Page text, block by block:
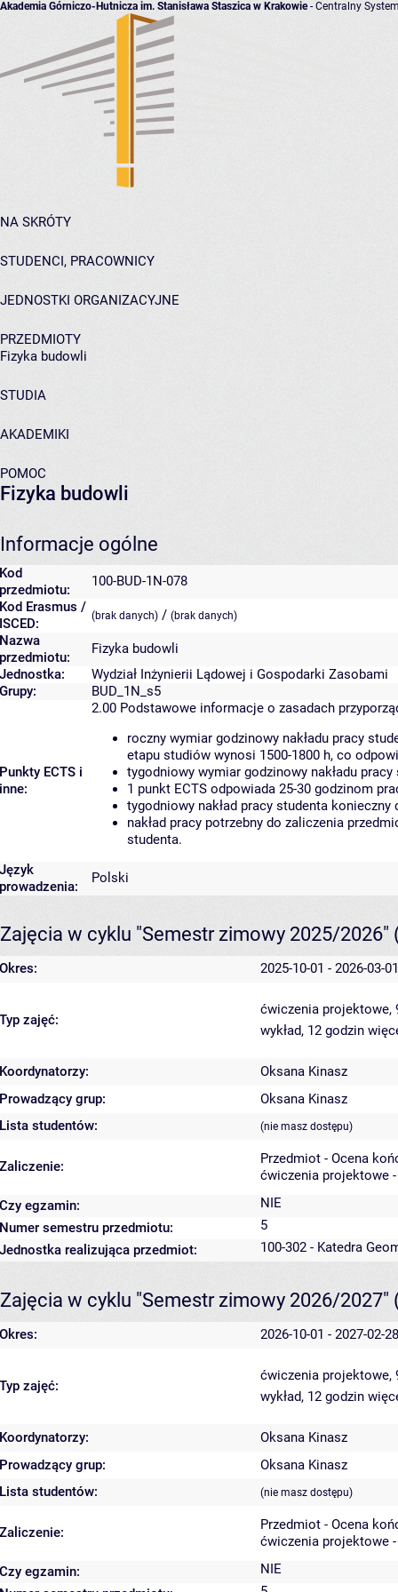
Akademia Górniczo-Hutnicza im. Stanisława Staszica w Krakowie- Centralny
NA SKRÓTY
STUDENCI, PRACOWNICY
JEDNOSTKI ORGANIZACYJNE
PRZEDMIOTY
Fizyka budowli
STUDIA
AKADEMIKI
POMOC
Fizyka budowli
Informacje ogólne
Kod
przedmiotu:
100-BUD-1N-078
Kod Erasmus /
ISCED:
(brak danych) / (brak danych)
Nazwa
przedmiotu:
Fizyka budowli
Jednostka:
Wydział Inżynierii Lądowej i Gospodarki Zasobami
Grupy:
BUD_1N_s5
Punkty ECTS i
inne:
2.00 Podstawowe informacje o zasadach
roczny wymiar godzinowy nakładu pracy
etapu studiów wynosi 1500-1800 h, co
tygodniowy wymiar godzinowy nakładu
1 punkt ECTS odpowiada 25-30 godzinom
tygodniowy nakład pracy studenta
nakład pracy potrzebny do zaliczenia
studenta.
Język
prowadzenia:
Polski
Zajęcia w cyklu "Semestr zimowy 2025/2026"
Okres: 2025-10-01 - 2026-03-01
Typ zajęć:
ćwiczenia projektowe,
wykład, 12 godzin
Koordynatorzy:
Oksana Kinasz
Prowadzący grup:
Oksana Kinasz
Lista studentów:
(nie masz dostępu)
Zaliczenie:
Przedmiot - Ocena
ćwiczenia projektowe
Czy egzamin:
NIE
Numer semestru przedmiotu:
5
Jednostka realizująca przedmiot:
100-302 - Katedra
Zajęcia w cyklu "Semestr zimowy 2026/2027"
Okres: 2026-10-01 - 2027-02-28
Typ zajęć:
ćwiczenia projektowe,
wykład, 12 godzin
Koordynatorzy:
Oksana Kinasz
Prowadzący grup:
Oksana Kinasz
Lista studentów:
(nie masz dostępu)
Zaliczenie:
Przedmiot - Ocena
ćwiczenia projektowe
Czy egzamin:
NIE